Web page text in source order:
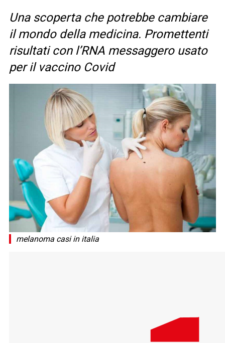
Una scoperta che potrebbe cambiare
il mondo della medicina. Promettenti
risultati con l’RNA messaggero usato
per il vaccino Covid
melanoma casi in italia